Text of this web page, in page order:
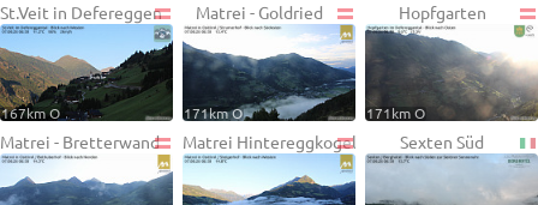
St.Veit in Defereggen
167km O
Matrei - Goldried
171km O
Hopfgarten
171km O
Matrei - Bretterwand Matrei Hintereggkogel Sexten Süd